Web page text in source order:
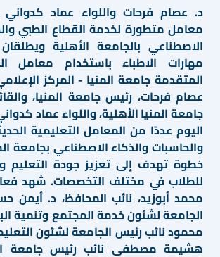
د. عصام فرحات واللواء عماد
معامل متطورة لخدمة القطاع الطبي
الاصطناعي بالجامعة الأهلية
مهارات الاطباء باستخدام معامل
المتقدمة جامعة المنيا - المركز
عصام فرحات، رئيس جامعة المنيا،
جامعة المنيا الأهلية، واللواء عماد
اليوم عددًا من المعامل التعليمية
والحاسبات والذكاء الاصطناعي بجامعة
خطوة تهدف إلى تعزيز جودة التعليم
للطلاب في مختلف التخصصات. شهد
محمد أبوزيد، نائب المحافظ، د. أيمن
الجامعة لشئون خدمة المجتمع وتنمية
محمود نائب رئيس الجامعة لشئون
هشيمة مصطفى نائب رئيس جامعة